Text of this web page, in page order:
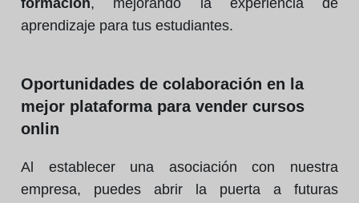
formación, mejorando la experiencia de
aprendizaje para tus estudiantes.
Oportunidades de colaboración en la
mejor plataforma para vender cursos
onlin
Al establecer una asociación con nuestra
empresa, puedes abrir la puerta a futuras